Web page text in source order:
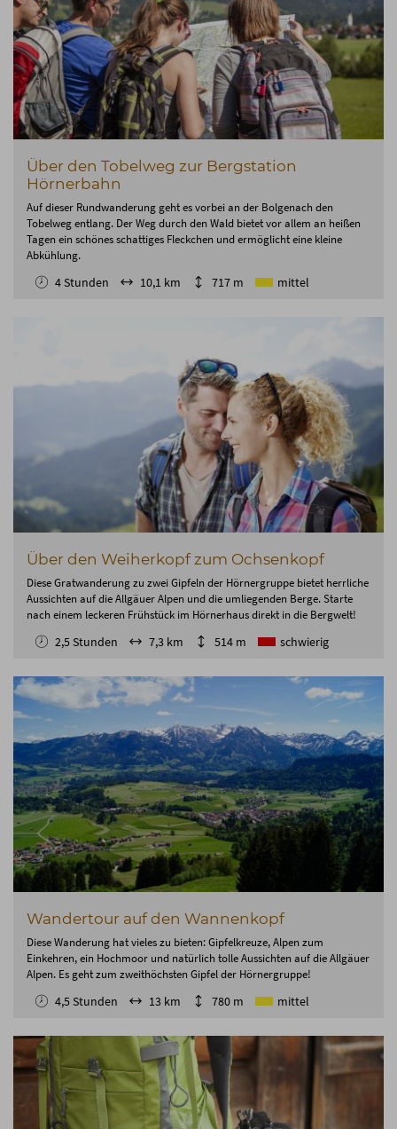
Über den Tobelweg zur Bergstation
Hörnerbahn
Auf dieser Rundwanderung geht es vorbei an der Bolgenach den
Tobelweg entlang. Der Weg durch den Wald bietet vor allem an heißen
Tagen ein schönes schattiges Fleckchen und ermöglicht eine kleine
Abkühlung.
4 Stunden 10,1 km 717 m mittel
Über den Weiherkopf zum Ochsenkopf
Diese Gratwanderung zu zwei Gipfeln der Hörnergruppe bietet herrliche
Aussichten auf die Allgäuer Alpen und die umliegenden Berge. Starte
nach einem leckeren Frühstück im Hörnerhaus direkt in die Bergwelt!
2,5 Stunden 7,3 km 514 m schwierig
Wandertour auf den Wannenkopf
Diese Wanderung hat vieles zu bieten: Gipfelkreuze, Alpen zum
Einkehren, ein Hochmoor und natürlich tolle Aussichten auf die Allgäuer
Alpen. Es geht zum zweithöchsten Gipfel der Hörnergruppe!
4,5 Stunden 13 km 780 m mittel